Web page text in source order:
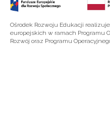
Ośrodek Rozwoju Edukacji
europejskich w ramach Programu
Rozwój oraz Programu